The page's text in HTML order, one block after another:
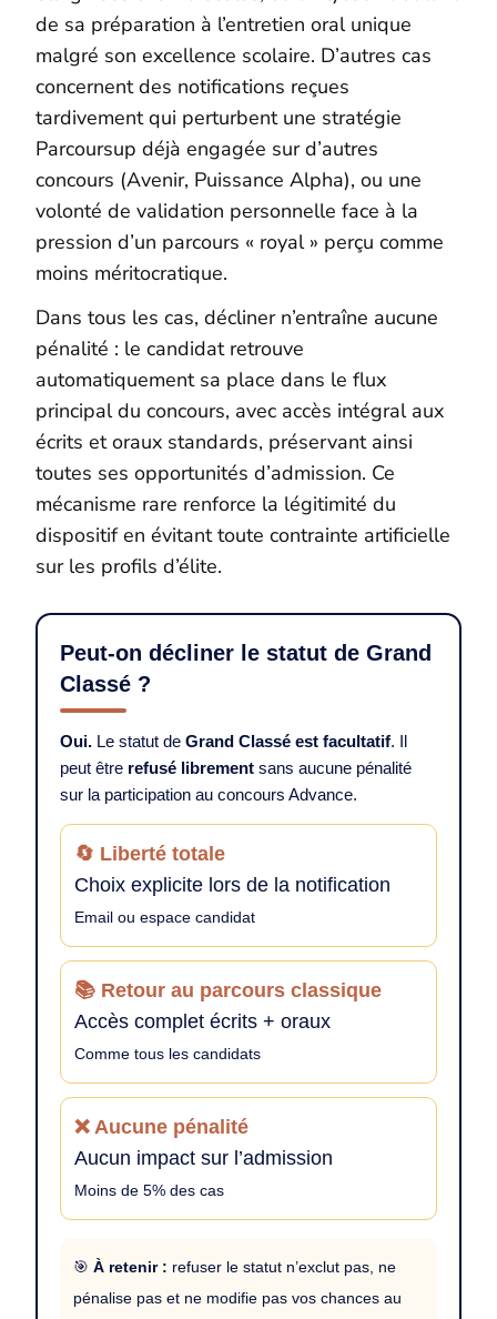
de sa préparation à l’entretien oral unique
malgré son excellence scolaire. D’autres cas
concernent des notifications reçues
tardivement qui perturbent une stratégie
Parcoursup déjà engagée sur d’autres
concours (Avenir, Puissance Alpha), ou une
volonté de validation personnelle face à la
pression d’un parcours « royal » perçu comme
moins méritocratique.
Dans tous les cas, décliner n’entraîne aucune
pénalité : le candidat retrouve
automatiquement sa place dans le flux
principal du concours, avec accès intégral aux
écrits et oraux standards, préservant ainsi
toutes ses opportunités d’admission. Ce
mécanisme rare renforce la légitimité du
dispositif en évitant toute contrainte artificielle
sur les profils d’élite.
Peut-on décliner le statut de Grand
Classé ?
Oui. Le statut deGrand Classé est facultatif. Il
peut être refusé librement sans aucune pénalité
sur la participation au concours Advance.
🔄 Liberté totale
Choix explicite lors de la notification
Email ou espace candidat
📚 Retour au parcours classique
Accès complet écrits + oraux
Comme tous les candidats
❌ Aucune pénalité
Aucun impact sur l’admission
Moins de 5% des cas
🎯À retenir : refuser le statut n’exclut pas, ne
pénalise pas et ne modifie pas vos chances au